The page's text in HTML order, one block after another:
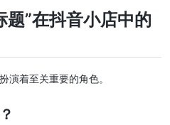
题”在抖音小店中的
演着至关重要的角色。